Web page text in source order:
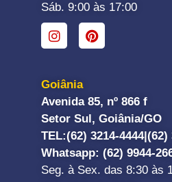
Sáb. 9:00 às 17:00
Goiânia
Avenida 85, nº 866 f
Setor Sul, Goiânia/GO
TEL:(62) 3214-4444| (62)
Whatsapp: (62) 9944-
Seg. à Sex. das 8:30 às